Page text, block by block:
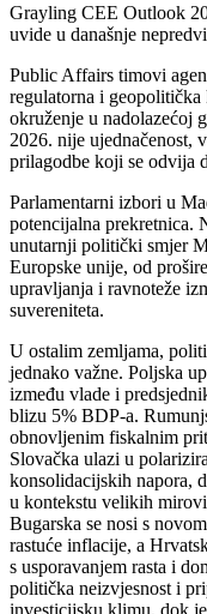
Grayling CEE Outlook
uvide u današnje
Public Affairs timovi
regulatorna i
okruženje u nadolazećoj
2026. nije ujednačenost,
prilagodbe koji se odvija
Parlamentarni izbori u
potencijalna prekretnica.
unutarnji politički smjer
Europske unije, od
upravljanja i ravnoteže
suvereniteta.
U ostalim zemljama,
jednako važne. Poljska
između vlade i
blizu 5% BDP-a.
obnovljenim fiskalnim
Slovačka ulazi u
konsolidacijskih napora,
u kontekstu velikih
Bugarska se nosi s
rastuće inflacije, a
s usporavanjem rasta i
politička neizvjesnost i
investicijsku klimu, dok